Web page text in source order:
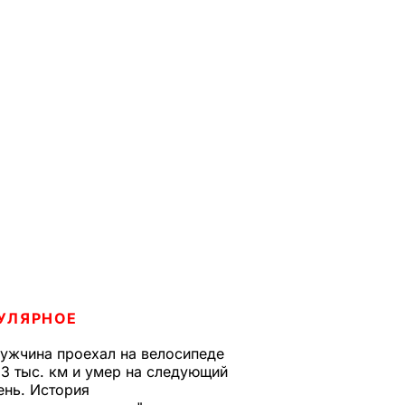
проехал на велосипеде
тыс. км и умер на следующий
История